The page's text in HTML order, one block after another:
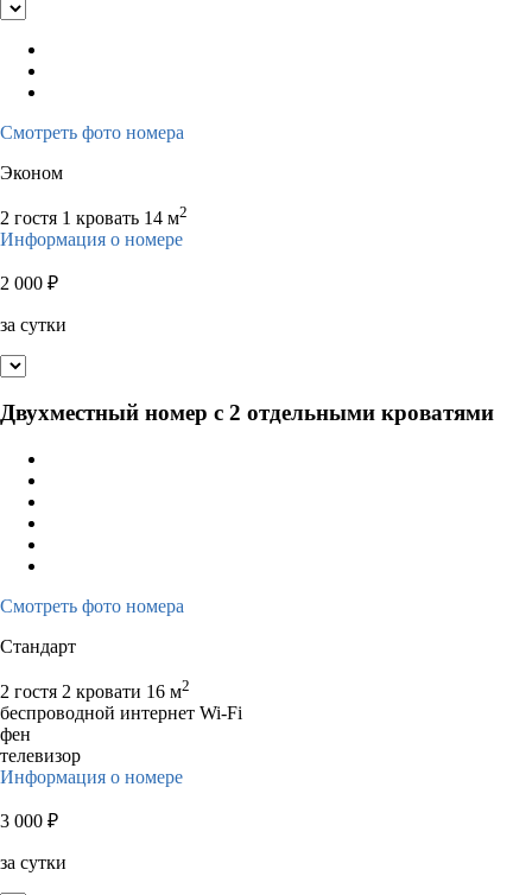
Смотреть фото номера
Эконом
2 гостя 1 кровать 14 м2
Информация о номере
2 000 ₽
за сутки
Двухместный номер с 2 отдельными кроватями
Смотреть фото номера
Стандарт
2 гостя 2 кровати 16 м2
беспроводной интернет Wi-Fi
фен
телевизор
Информация о номере
3 000 ₽
за сутки